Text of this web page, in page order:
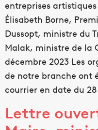
entreprises
Élisabeth Borne,
Dussopt, ministre du
Malak, ministre de la
décembre 2023 Les
de notre branche ont
courrier en date du
Lettre